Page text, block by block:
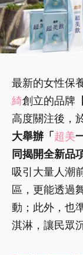
最新的女性保
綺創立的品牌
高度關注後，
大舉辦「 超美
同揭開全新品
吸引大量人潮
區，更能透過
動；此外，也
淇淋，讓民眾